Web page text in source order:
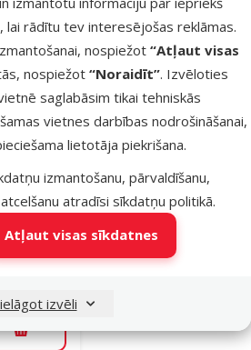
rādītu tev interesējošas reklāmas.
nospiežot “Atļaut visas
nospiežot “Noraidīt”. Izvēloties
saglabāsim tikai tehniskās
vietnes darbības nodrošināšanai,
lietotāja piekrišana.
izmantošanu, pārvaldīšanu,
atradīsi sīkdatņu politikā.
Atļaut visas sīkdatnes
izvēli
un
–
Veto
dogs
250
€
Pievienot grozam